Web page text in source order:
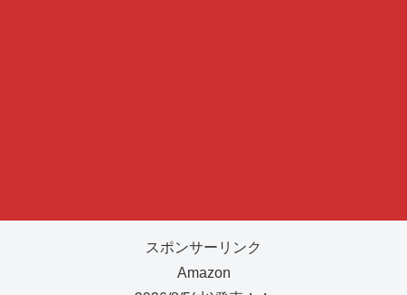
スポンサーリンク
Amazon